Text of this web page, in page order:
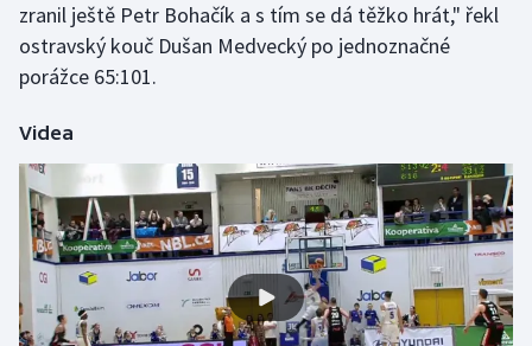
Krasobruslení
Lezení
Lyže a snowboard
Moderní pětiboj
Motorsport
Olympijské hry
zranil ještě Petr Bohačík a s tím se dá těžko hrát," řekl
ostravský kouč Dušan Medvecký po jednoznačné
porážce 65:101.
Videa